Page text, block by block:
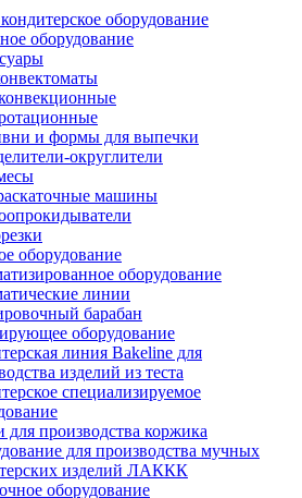
оборудование
оборудование
и формы для выпечки
округлители
машины
оборудование
оборудование
линии
барабан
оборудование
линия Bakeline для
изделий из теста
специализируемое
производства коржика
для производства мучных
изделий ЛАККК
оборудование